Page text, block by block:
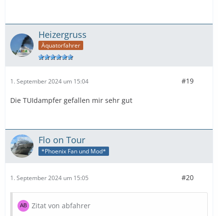
Heizergruss
Äquatorfahrer
1. September 2024 um 15:04 #19
Die TUIdampfer gefallen mir sehr gut
Flo on Tour
*Phoenix Fan und Mod*
1. September 2024 um 15:05 #20
Zitat von abfahrer